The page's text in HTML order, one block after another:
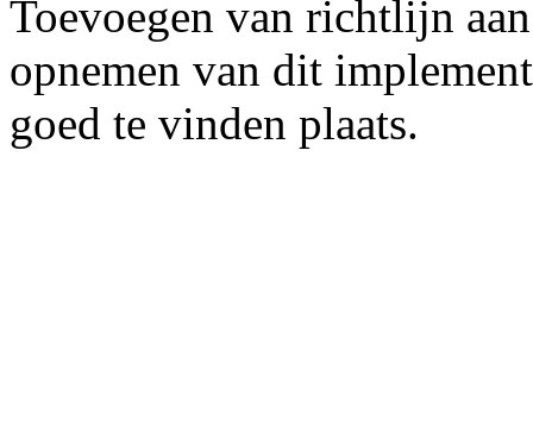
Toevoegen van richtlijn
opnemen van dit
goed te vinden plaats.